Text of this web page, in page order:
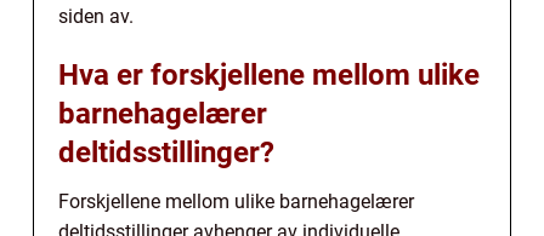
siden av.
Hva er forskjellene mellom ulike
barnehagelærer
deltidsstillinger?
Forskjellene mellom ulike barnehagelærer